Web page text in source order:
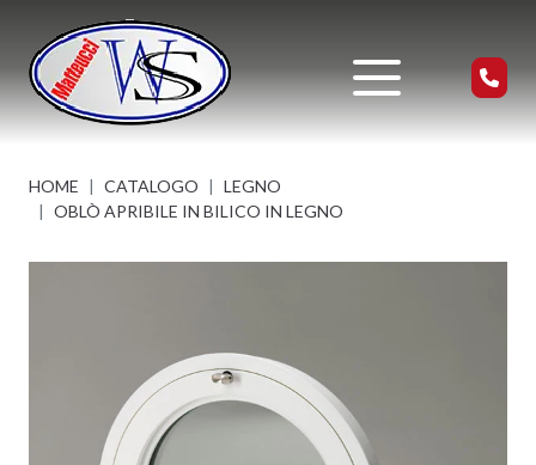
HOME CATALOGO
LEGNO
OBLÒ APRIBILE IN BILICO IN LEGNO